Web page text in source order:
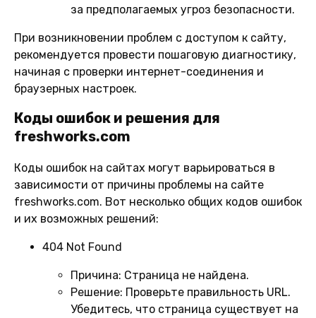
за предполагаемых угроз безопасности.
При возникновении проблем с доступом к сайту,
рекомендуется провести пошаговую диагностику,
начиная с проверки интернет-соединения и
браузерных настроек.
Коды ошибок и решения для
freshworks.com
Коды ошибок на сайтах могут варьироваться в
зависимости от причины проблемы на сайте
freshworks.com. Вот несколько общих кодов ошибок
и их возможных решений:
404 Not Found
Причина: Страница не найдена.
Решение: Проверьте правильность URL.
Убедитесь, что страница существует на